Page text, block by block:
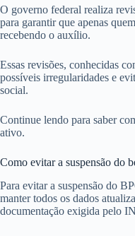
O governo federal realiza
para garantir que apenas
recebendo o auxílio.
Essas revisões, conhecidas
possíveis irregularidades e
social.
Continue lendo para saber
ativo.
Como evitar a suspensão do
Para evitar a suspensão do
manter todos os dados
documentação exigida pelo